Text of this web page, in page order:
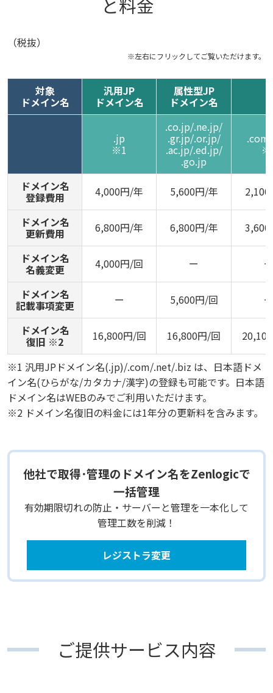
と料金
（税抜）
対象
ドメイン名
汎用JP
ドメイン名
属性型JP
ドメイン名
.jp
※1
.co.jp/.ne.jp/
.gr.jp/.or.jp/
.ac.jp/.ed.jp/
.go.jp
ドメイン名
登録費用 4,000円/年 5,600円/年
ドメイン名
更新費用 6,800円/年 6,800円/年 3,600
ドメイン名
名義変更 4,000円/回 ー ー
ドメイン名
記載事項変更 ー 5,600円/回 ー
ドメイン名
復旧 ※2 16,800円/回 16,800円/回
※1 汎用JPドメイン名(.jp)/.com/.net/.biz は、日本語ドメ
イン名(ひらがな/カタカナ/漢字)の登録も可能です。日本語
ドメイン名はWEBのみでご利用いただけます。
※2 ドメイン名復旧の料金には1年分の更新料を含みます。
他社で取得･管理のドメイン名をZenlogicで
一括管理
有効期限切れの防止・サーバーと管理を一本化して
管理工数を削減！
レジストラ変更
ご提供サービス内容